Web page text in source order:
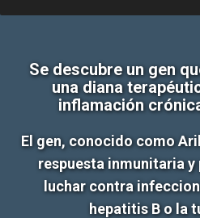
Se descubre un gen
una diana
inflamación
El gen, conocido como
respuesta inmunitaria
luchar contra
hepatitis B o la